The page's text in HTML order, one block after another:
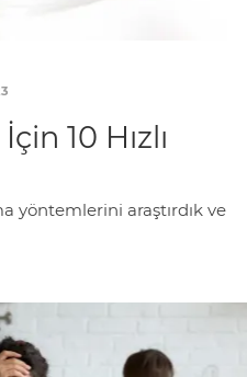
10 Hızlı
yöntemlerini araştırdık ve